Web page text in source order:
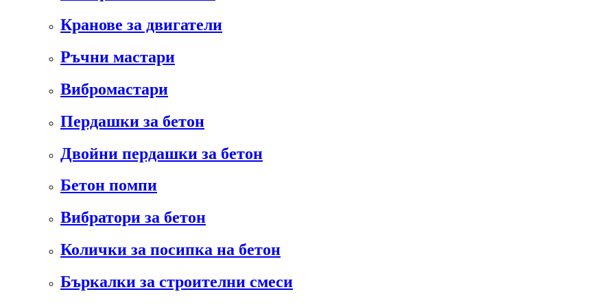
Кранове за двигатели
Ръчни мастари
Вибромастари
Пердашки за бетон
Двойни пердашки за бетон
Бетон помпи
Вибратори за бетон
Колички за посипка на бетон
Бъркалки за строителни смеси